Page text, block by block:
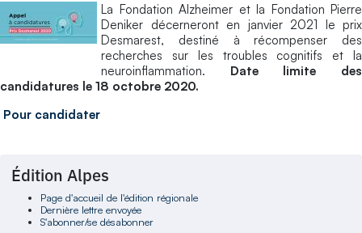
La Fondation Alzheimer et la Fondation Pierre
Deniker décerneront en janvier 2021 le prix
Desmarest, destiné à récompenser des
recherches sur les troubles cognitifs et la
neuroinflammation. Date limite des
candidatures le 18 octobre 2020.
Pour candidater
Édition Alpes
Page d'accueil de l'édition régionale
Dernière lettre envoyée
S'abonner/se désabonner